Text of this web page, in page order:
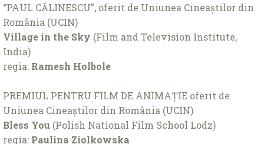
“PAUL CĂLINESCU”, oferit de Uniunea Cineaștilor din
România (UCIN)
Village in the Sky (Film and Television Institute,
India)
regia: Ramesh Holbole
PREMIUL PENTRU FILM DE ANIMAȚIE oferit de
Uniunea Cineaștilor din România (UCIN)
Bless You (Polish National Film School Lodz)
regia: Paulina Ziolkowska